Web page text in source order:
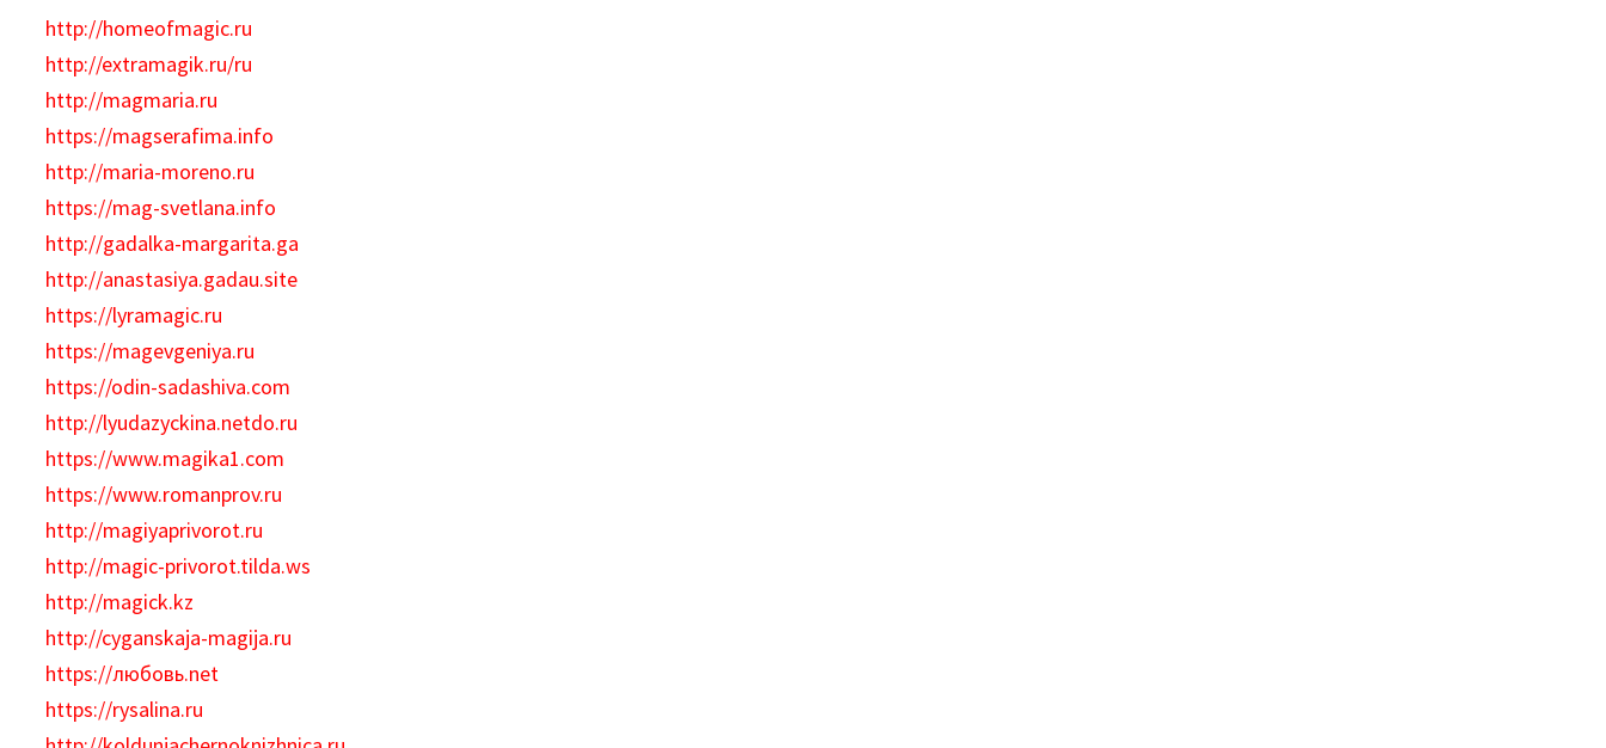
http://homeofmagic.ru
http://extramagik.ru/ru
http://magmaria.ru
https://magserafima.info
http://maria-moreno.ru
https://mag-svetlana.info
http://gadalka-margarita.ga
http://anastasiya.gadau.site
https://lyramagic.ru
https://magevgeniya.ru
https://odin-sadashiva.com
http://lyudazyckina.netdo.ru
https://www.magika1.com
https://www.romanprov.ru
http://magiyaprivorot.ru
http://magic-privorot.tilda.ws
http://magick.kz
http://cyganskaja-magija.ru
https://любовь.net
https://rysalina.ru